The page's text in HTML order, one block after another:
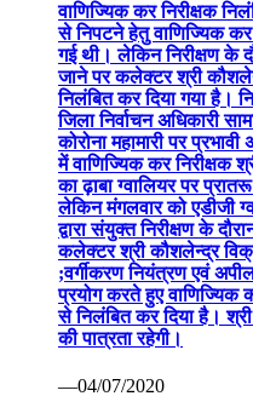
वाणिज्यिक कर निरीक्षक
से निपटने हेतु वाणिज्यिक कर
गई थी। लेकिन निरीक्षण के
जाने पर कलेक्टर श्री
निलंबित कर दिया गया है।
जिला निर्वाचन अधिकारी
कोरोना महामारी पर
में वाणिज्यिक कर निरीक्षक
का ढ़ाबा ग्वालियर पर
लेकिन मंगलवार को एडीजी
द्वारा संयुक्त निरीक्षण के
कलेक्टर श्री कौशलेन्द्र
;वर्गीकरण नियंत्रण एवं
प्रयोग करते हुए वाणिज्यिक
से निलंबित कर दिया है। श्री
की पात्रता रहेगी।
—04/07/2020